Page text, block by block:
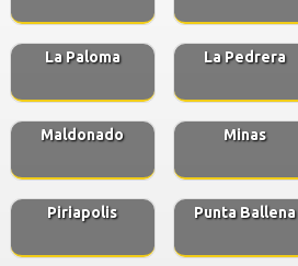
La Paloma La Pedrera
Maldonado Minas
Piriapolis Punta Ballena